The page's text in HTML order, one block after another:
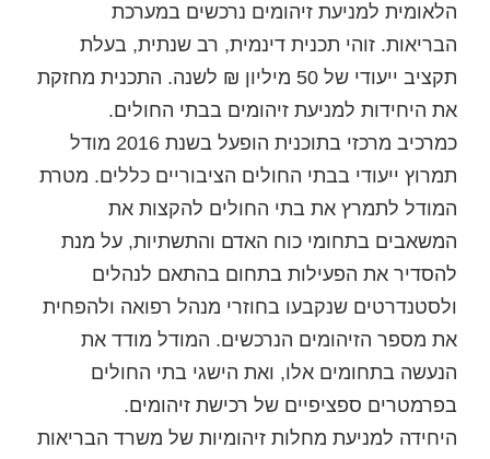
הלאומית למניעת זיהומים נרכשים במערכת
הבריאות. זוהי תכנית דינמית, רב שנתית, בעלת
תקציב ייעודי של 50 מיליון ₪ לשנה. התכנית מחזקת
את היחידות למניעת זיהומים בבתי החולים.
כמרכיב מרכזי בתוכנית הופעל בשנת 2016 מודל
תמרוץ ייעודי בבתי החולים הציבוריים כללים. מטרת
המודל לתמרץ את בתי החולים להקצות את
המשאבים בתחומי כוח האדם והתשתיות, על מנת
להסדיר את הפעילות בתחום בהתאם לנהלים
ולסטנדרטים שנקבעו בחוזרי מנהל רפואה ולהפחית
את מספר הזיהומים הנרכשים. המודל מודד את
הנעשה בתחומים אלו, ואת הישגי בתי החולים
בפרמטרים ספציפיים של רכישת זיהומים.
היחידה למניעת מחלות זיהומיות של משרד הבריאות